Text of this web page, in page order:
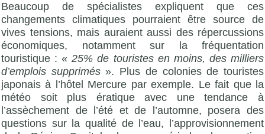
Beaucoup de spécialistes expliquent que ces
changements climatiques pourraient être source de
vives tensions, mais auraient aussi des répercussions
économiques, notamment sur la fréquentation
touristique : «25% de touristes en moins, des milliers
d’emplois supprimés ». Plus de colonies de touristes
japonais à l’hôtel Mercure par exemple. Le fait que la
météo soit plus ératique avec une tendance à
l’assèchement de l’été et de l’automne, posera des
questions sur la qualité de l’eau, l’approvisionnement